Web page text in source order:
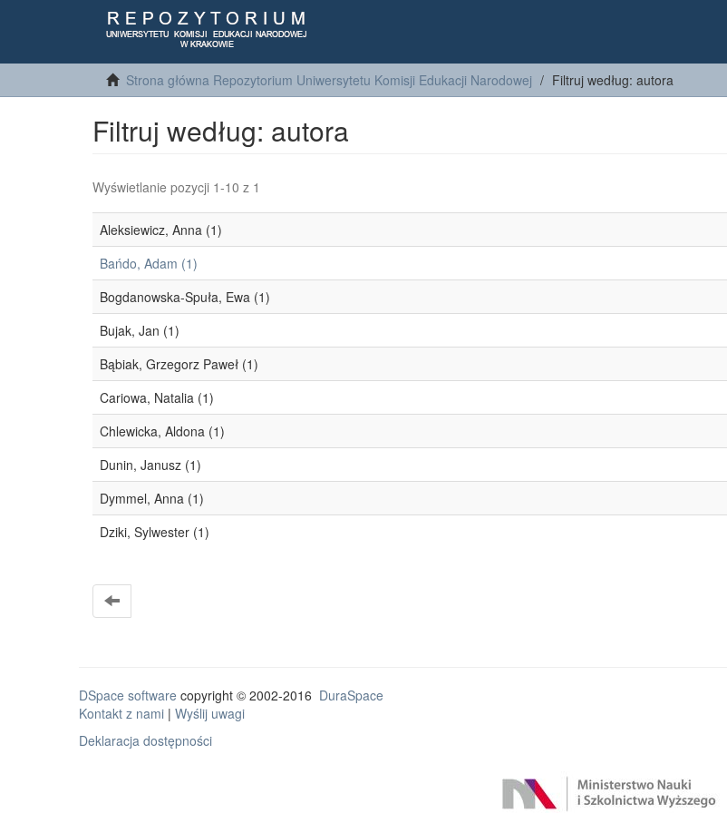
Strona główna Repozytorium Uniwersytetu Komisji Edukacji Narodowej Filtruj według: autora
Filtruj według: autora
Wyświetlanie pozycji 1-10 z 1
Aleksiewicz, Anna (1)
Bańdo, Adam (1)
Bogdanowska-Spuła, Ewa (1)
Bujak, Jan (1)
Bąbiak, Grzegorz Paweł (1)
Cariowa, Natalia (1)
Chlewicka, Aldona (1)
Dunin, Janusz (1)
Dymmel, Anna (1)
Dziki, Sylwester (1)
DSpace software copyright © 2002-2016 DuraSpace
Kontakt z nami | Wyślij uwagi
Deklaracja dostępności